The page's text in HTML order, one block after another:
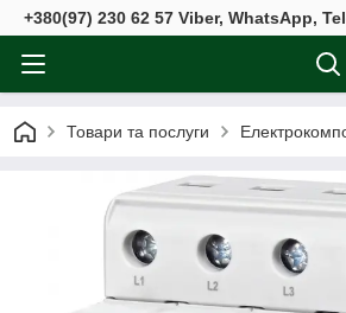
+380(97) 230 62 57 Viber, WhatsApp,
Товари та послуги